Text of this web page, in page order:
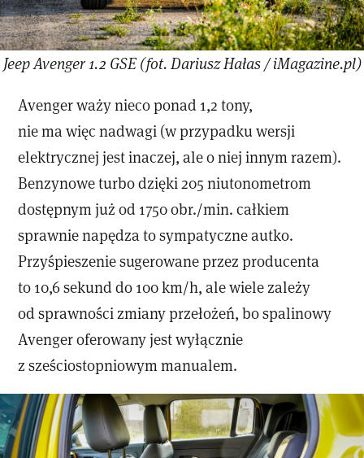
Jeep Avenger 1.2 GSE (fot. Dariusz Hałas / iMagazine.pl)
Avenger waży nieco ponad 1,2 tony,
nie ma więc nadwagi (w przypadku wersji
elektrycznej jest inaczej, ale o niej innym razem).
Benzynowe turbo dzięki 205 niutonometrom
dostępnym już od 1750 obr./min. całkiem
sprawnie napędza to sympatyczne autko.
Przyśpieszenie sugerowane przez producenta
to 10,6 sekund do 100 km/h, ale wiele zależy
od sprawności zmiany przełożeń, bo spalinowy
Avenger oferowany jest wyłącznie
z sześciostopniowym manualem.